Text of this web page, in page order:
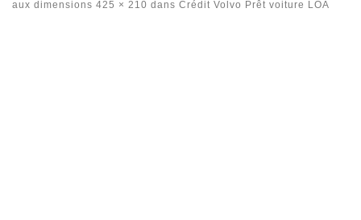
aux dimensions 425 × 210 dans Crédit Volvo Prêt voiture LOA